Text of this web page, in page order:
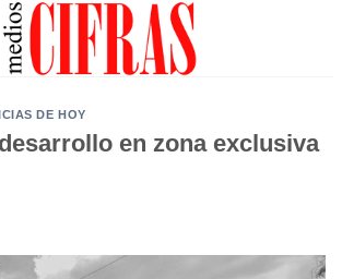
DE HOY
en zona exclusiva